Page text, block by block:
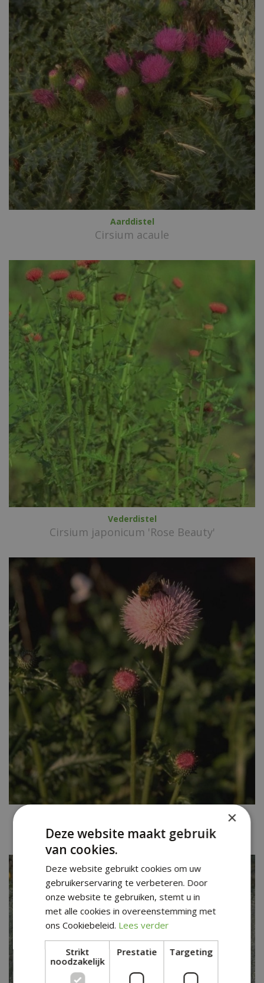
Aarddistel
Cirsium acaule
Vederdistel
Cirsium japonicum 'Rose Beauty'
Cirsium japonicum 'Pink Beauty'
×
Deze website maakt gebruik
van cookies.
Deze website gebruikt cookies om uw
gebruikerservaring te verbeteren. Door
onze website te gebruiken, stemt u in
met alle cookies in overeenstemming met
ons Cookiebeleid. Lees verder
Strikt
noodzakelijk
Prestatie Targeting